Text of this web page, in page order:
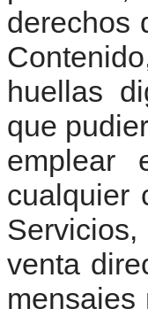
derechos
huellas
que
emplear
cualquier
venta